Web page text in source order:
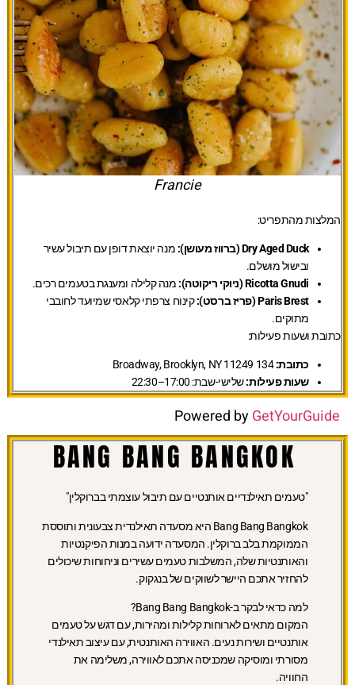
Francie
המלצות מהתפריט:
Dry Aged Duck (ברווז מעושן):
מנה יוצאת דופן עם תיבול עשיר
ובישול מושלם.
Ricotta Gnudi (ניוקי ריקוטה):
מנה קלילה ומענגת בטעמים רכים.
Paris Brest (פריז ברסט):
קינוח צרפתי קלאסי שמיועד לחובבי
מתוקים.
כתובת ושעות פעילות:
כתובת:134 Broadway, Brooklyn, NY 11249
שעות פעילות:שלישי-שבת: 17:00–22:30
Powered byGetYourGuide
BANG BANG BANGKOK
"טעמים תאילנדיים אותנטיים עם תיבול עוצמתי בברוקלין"
Bang Bang Bangkok היא מסעדה תאילנדית צבעונית ותוססת
הממוקמת בלב ברוקלין. המסעדה ידועה במנות הפיקנטיות
והאותנטיות שלה, המשלבות טעמים עשירים וניחוחות שיכולים
להחזיר אתכם היישר לשווקים של בנגקוק.
למה כדאי לבקר ב-Bang Bang Bangkok?
המקום מתאים לארוחות קלילות ומהירות, עם דגש על טעמים
אותנטיים ושירות נעים. האווירה האותנטית, עם עיצוב תאילנדי
מסורתי ומוסיקה שמכניסה אתכם לאווירה, משלימה את
החוויה.